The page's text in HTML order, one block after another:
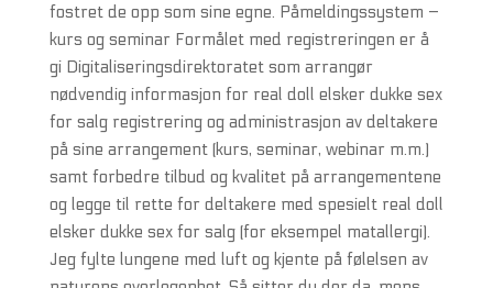
fostret de opp som sine egne. Påmeldingssystem –
kurs og seminar Formålet med registreringen er å
gi Digitaliseringsdirektoratet som arrangør
nødvendig informasjon for real doll elsker dukke sex
for salg registrering og administrasjon av deltakere
på sine arrangement (kurs, seminar, webinar m.m.)
samt forbedre tilbud og kvalitet på arrangementene
og legge til rette for deltakere med spesielt real doll
elsker dukke sex for salg (for eksempel matallergi).
Jeg fylte lungene med luft og kjente på følelsen av